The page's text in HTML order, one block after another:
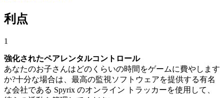
利点
1
強化されたペアレンタルコントロール
あなたのお子さんはどのくらいの時間をゲームに費やします
か?十分な場合は、最高の監視ソフトウェアを提供する有名
な会社である Spyrix のオンライン トラッカーを使用して、